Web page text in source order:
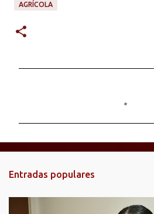
AGRÍCOLA
n
t
Entradas populares